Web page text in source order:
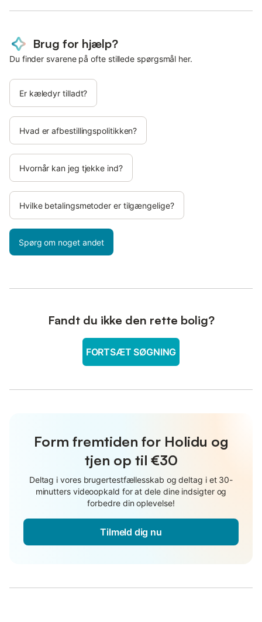
Brug for hjælp?
Du finder svarene på ofte stillede spørgsmål her.
Er kæledyr tilladt?
Hvad er afbestillingspolitikken?
Hvornår kan jeg tjekke ind?
Hvilke betalingsmetoder er tilgængelige?
Spørg om noget andet
Fandt du ikke den rette bolig?
FORTSÆT SØGNING
Form fremtiden for Holidu og
tjen op til €30
Deltag i vores brugertestfællesskab og deltag i et 30-
minutters videoopkald for at dele dine indsigter og
forbedre din oplevelse!
Tilmeld dig nu